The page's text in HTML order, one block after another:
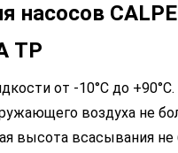
насосов
TP
от -10°C до +90°C.
воздуха не
высота всасывания не